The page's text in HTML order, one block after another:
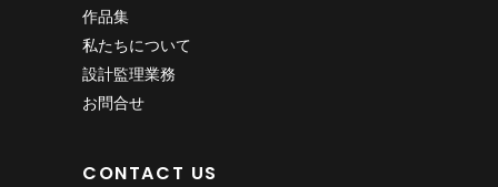
作品集
私たちについて
設計監理業務
お問合せ
CONTACT US